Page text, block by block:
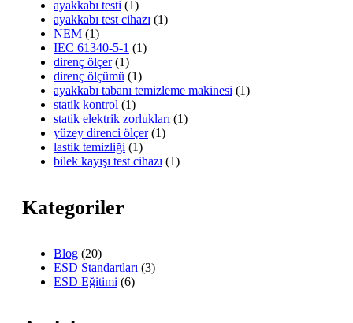
ayakkabı testi (1)
ayakkabı test cihazı (1)
NEM (1)
IEC 61340-5-1 (1)
direnç ölçer (1)
direnç ölçümü (1)
ayakkabı tabanı temizleme makinesi (1)
statik kontrol (1)
statik elektrik zorlukları (1)
yüzey direnci ölçer (1)
lastik temizliği (1)
bilek kayışı test cihazı (1)
Kategoriler
Blog (20)
ESD Standartları (3)
ESD Eğitimi (6)